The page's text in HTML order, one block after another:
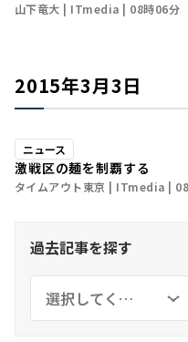
山下竜大 ITmedia 08時06分
2015年3月3日
ニュース
激戦区の麺を制覇する
タイムアウト東京 ITmedia
過去記事を探す